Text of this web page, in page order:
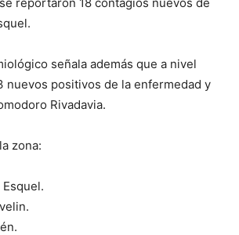
señala además que a nivel
nuevos positivos de la enfermedad y
Rivadavia.
zona: